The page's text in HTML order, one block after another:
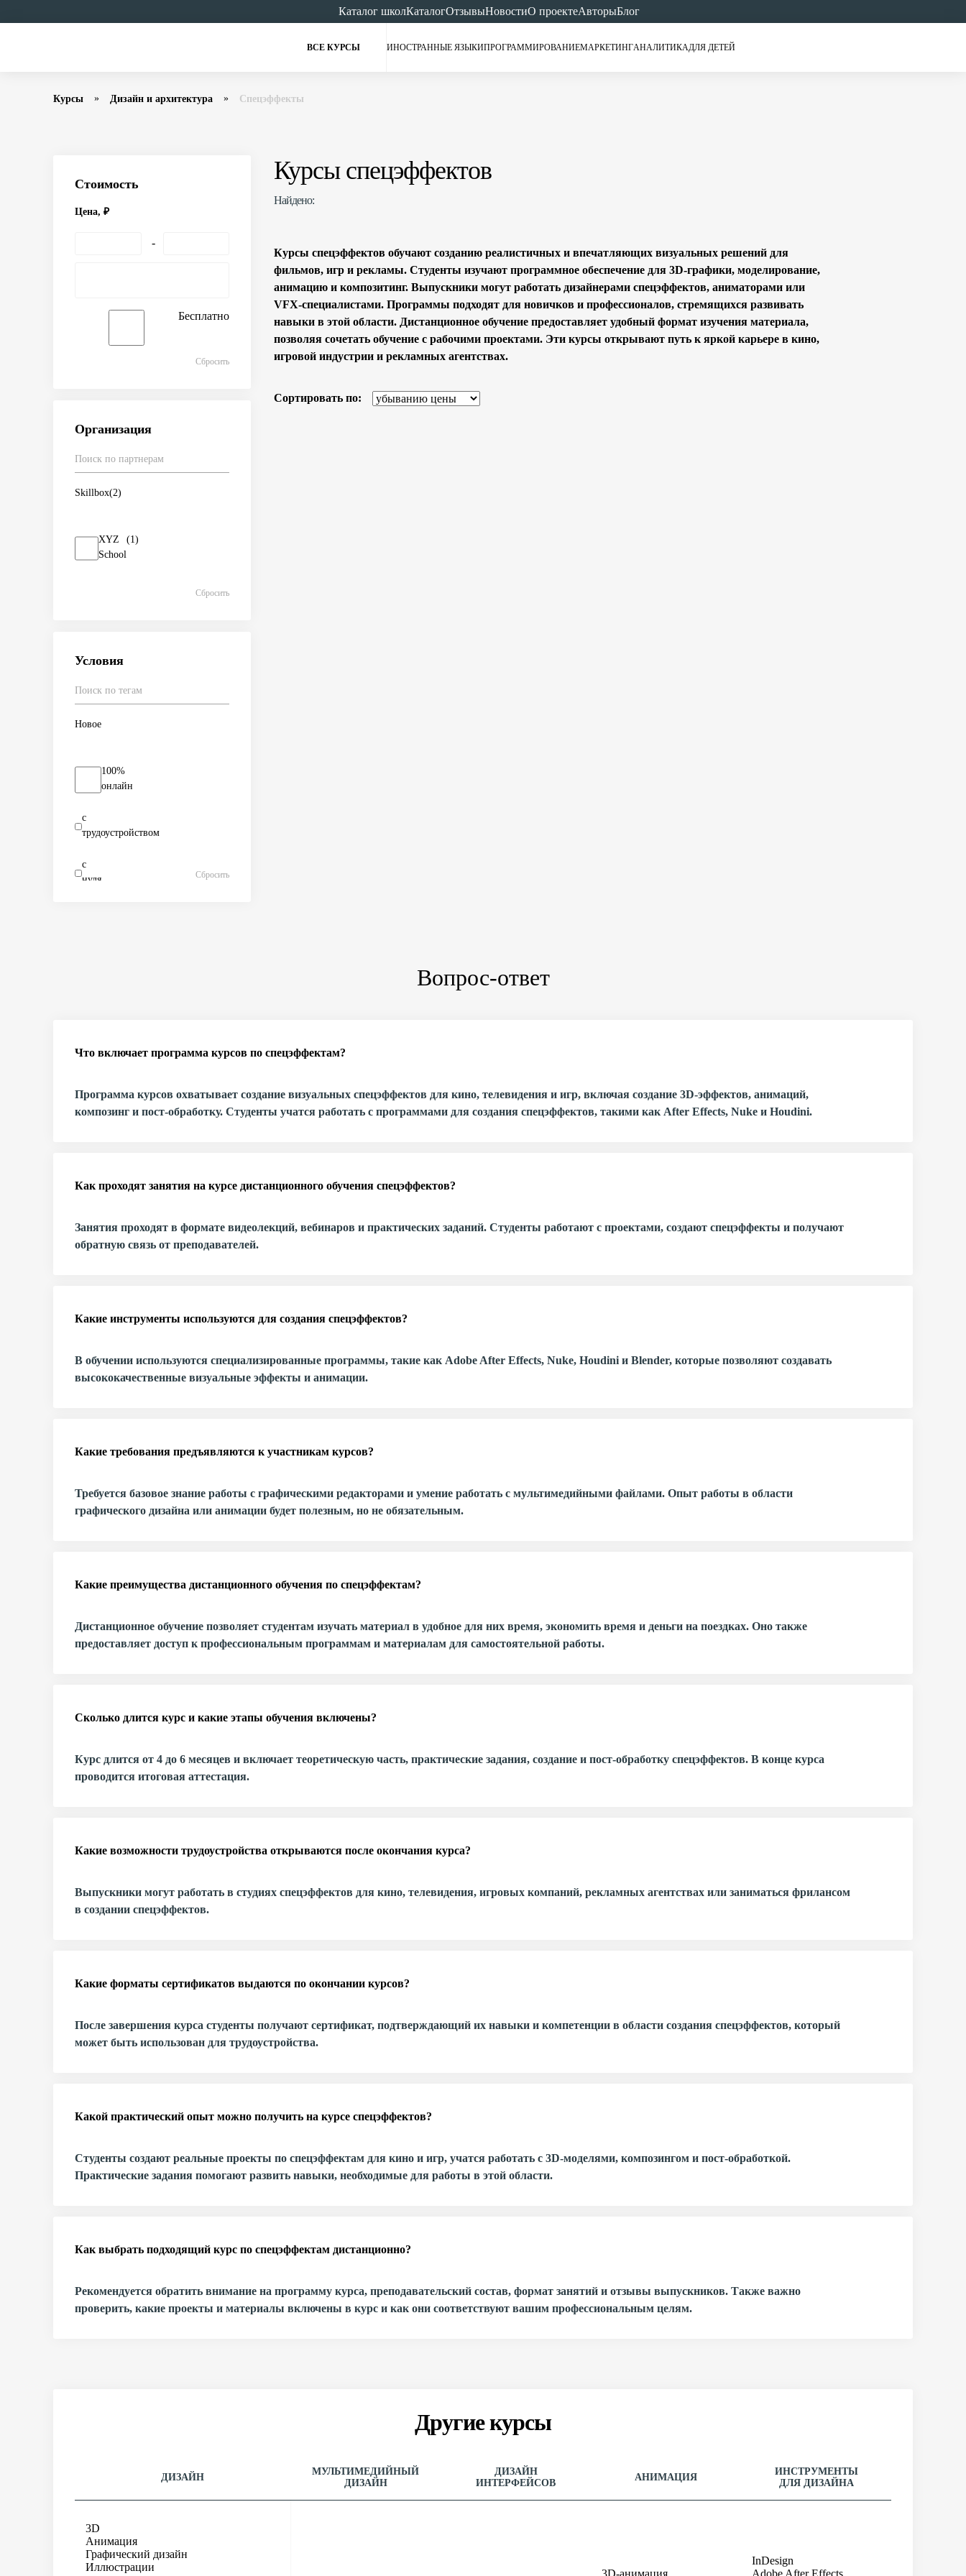
Каталог школКаталогОтзывыНовостиО проектеАвторыБлог
ВСЕ КУРСЫ ИНОСТРАННЫЕ ЯЗЫКИПРОГРАММИРОВАНИЕМАРКЕТИНГАНАЛИТИКАДЛЯ ДЕТЕЙ
Курсы Дизайн и архитектура Спецэффекты
Стоимость
Цена, ₽
Бесплатно
Сбросить
Организация
Skillbox(2)
XYZ
School
(1)
Сбросить
Условия
Новое
100%
онлайн
с
трудоустройством
с
нуля
с
магистратура
MBA
c
опытом
Сбросить
Курсы спецэффектов
Найдено:
Курсы спецэффектов обучают созданию реалистичных и впечатляющих визуальных решений для
фильмов, игр и рекламы. Студенты изучают программное обеспечение для 3D-графики, моделирование,
анимацию и композитинг. Выпускники могут работать дизайнерами спецэффектов, аниматорами или
VFX-специалистами. Программы подходят для новичков и профессионалов, стремящихся развивать
навыки в этой области. Дистанционное обучение предоставляет удобный формат изучения материала,
позволяя сочетать обучение с рабочими проектами. Эти курсы открывают путь к яркой карьере в кино,
игровой индустрии и рекламных агентствах.
Сортировать по:
Вопрос-ответ
Что включает программа курсов по спецэффектам?
Программа курсов охватывает создание визуальных спецэффектов для кино, телевидения и игр, включая создание 3D-эффектов, анимаций,
композинг и пост-обработку. Студенты учатся работать с программами для создания спецэффектов, такими как After Effects, Nuke и Houdini.
Как проходят занятия на курсе дистанционного обучения спецэффектов?
Занятия проходят в формате видеолекций, вебинаров и практических заданий. Студенты работают с проектами, создают спецэффекты и получают
обратную связь от преподавателей.
Какие инструменты используются для создания спецэффектов?
В обучении используются специализированные программы, такие как Adobe After Effects, Nuke, Houdini и Blender, которые позволяют создавать
высококачественные визуальные эффекты и анимации.
Какие требования предъявляются к участникам курсов?
Требуется базовое знание работы с графическими редакторами и умение работать с мультимедийными файлами. Опыт работы в области
графического дизайна или анимации будет полезным, но не обязательным.
Какие преимущества дистанционного обучения по спецэффектам?
Дистанционное обучение позволяет студентам изучать материал в удобное для них время, экономить время и деньги на поездках. Оно также
предоставляет доступ к профессиональным программам и материалам для самостоятельной работы.
Сколько длится курс и какие этапы обучения включены?
Курс длится от 4 до 6 месяцев и включает теоретическую часть, практические задания, создание и пост-обработку спецэффектов. В конце курса
проводится итоговая аттестация.
Какие возможности трудоустройства открываются после окончания курса?
Выпускники могут работать в студиях спецэффектов для кино, телевидения, игровых компаний, рекламных агентствах или заниматься фрилансом
в создании спецэффектов.
Какие форматы сертификатов выдаются по окончании курсов?
После завершения курса студенты получают сертификат, подтверждающий их навыки и компетенции в области создания спецэффектов, который
может быть использован для трудоустройства.
Какой практический опыт можно получить на курсе спецэффектов?
Студенты создают реальные проекты по спецэффектам для кино и игр, учатся работать с 3D-моделями, композингом и пост-обработкой.
Практические задания помогают развить навыки, необходимые для работы в этой области.
Как выбрать подходящий курс по спецэффектам дистанционно?
Рекомендуется обратить внимание на программу курса, преподавательский состав, формат занятий и отзывы выпускников. Также важно
проверить, какие проекты и материалы включены в курс и как они соответствуют вашим профессиональным целям.
Другие курсы
ДИЗАЙН
МУЛЬТИМЕДИЙНЫЙ
ДИЗАЙН
ДИЗАЙН
ИНТЕРФЕЙСОВ
АНИМАЦИЯ
ИНСТРУМЕНТЫ
ДЛЯ ДИЗАЙНА
3D
Анимация
Графический дизайн
Иллюстрации
3D-анимация
InDesign
Adobe After Effects